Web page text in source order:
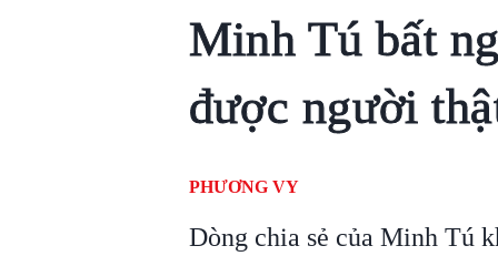
Minh Tú bất
được người
PHƯƠNG VY
Dòng chia sẻ của Minh Tú